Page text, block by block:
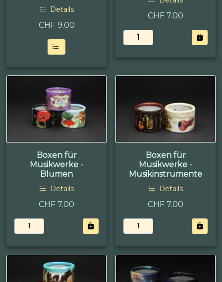
Details
CHF 9.00
CHF 7.00
Boxen für
Musikwerke -
Blumen
Details
CHF 7.00
Boxen für
Musikwerke -
Musikinstrumente
Details
CHF 7.00